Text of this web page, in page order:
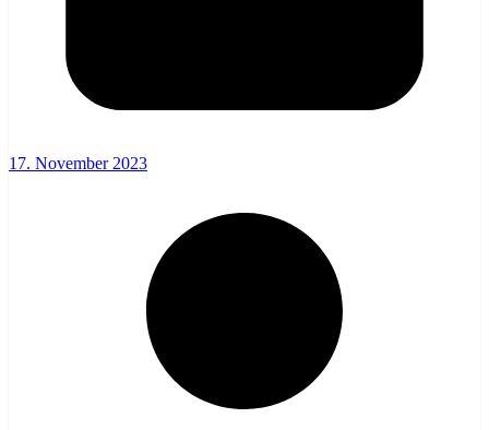
17. November 2023